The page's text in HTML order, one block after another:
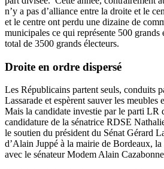
n’y a pas d’alliance entre la droite et le
et le centre ont perdu une dizaine de
municipales ce qui représente 500 grands
total de 3500 grands électeurs.
Droite en ordre dispersé
Les Républicains partent seuls, conduits
Lassarade et espèrent sauver les meubles
Mais la candidate investie par le parti LR
candidature de la sénatrice RDSE
le soutien du président du Sénat Gérard
d’Alain Juppé à la mairie de Bordeaux,
avec le sénateur Modem Alain